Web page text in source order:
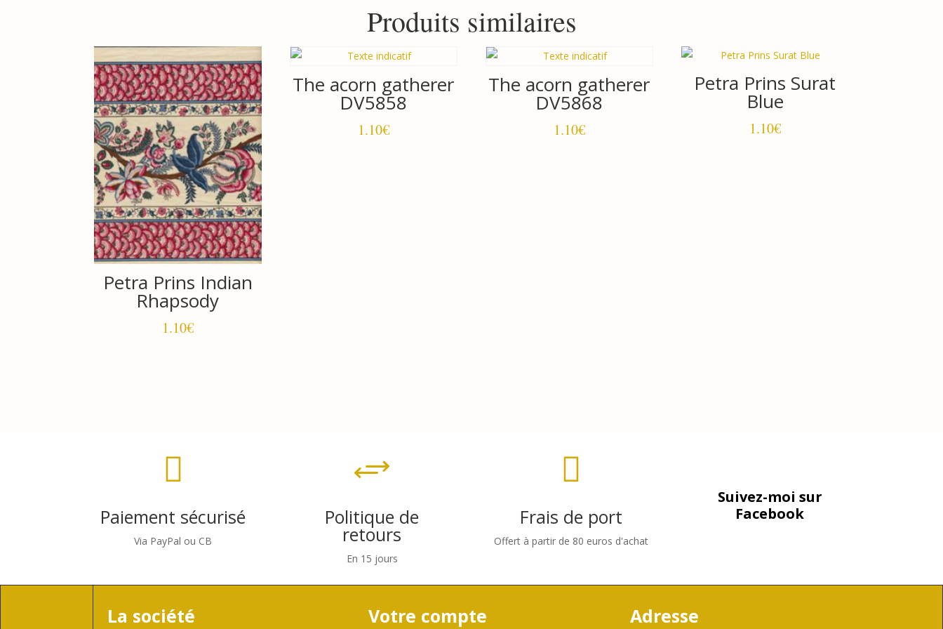
Produits similaires
Petra Prins Indian
Rhapsody
1.10€
The acorn gatherer
DV5858
1.10€
The acorn gatherer
DV5868
1.10€
Petra Prins Surat
Blue
1.10€

Paiement sécurisé
Via PayPal ou CB
+
Politique de
retours
En 15 jours

Frais de port
Offert à partir de 80 euros d'achat
Suivez-moi sur
Facebook
La société Votre compte Adresse